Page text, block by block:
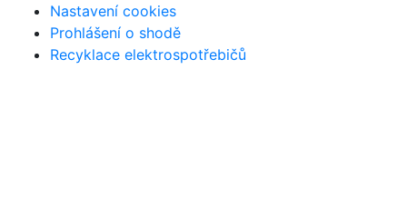
Nastavení cookies
Prohlášení o shodě
Recyklace elektrospotřebičů